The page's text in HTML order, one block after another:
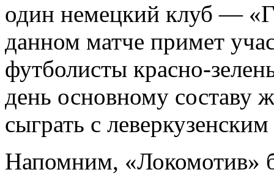
один немецкий клуб —
данном матче примет
футболисты красно-
день основному составу
сыграть с
Напомним, «Локомотив»